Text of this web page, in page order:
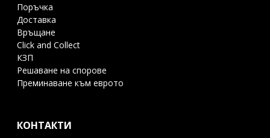
Поръчка
Доставка
Връщане
Click and Collect
КЗП
Решаване на спорове
Преминаване към еврото
КОНТАКТИ